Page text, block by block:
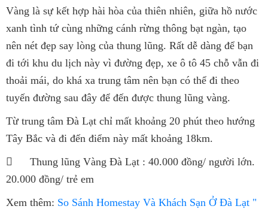
Vàng là sự kết hợp hài hòa của thiên nhiên, giữa hồ nước
xanh tình tứ cùng những cánh rừng thông bạt ngàn, tạo
nên nét đẹp say lòng của thung lũng. Rất dễ dàng để bạn
đi tới khu du lịch này vì đường đẹp, xe ô tô 45 chỗ vẫn đi
thoải mái, do khá xa trung tâm nên bạn có thể đi theo
tuyến đường sau đây để đến được thung lũng vàng.
Từ trung tâm Đà Lạt chỉ mất khoảng 20 phút theo hướng
Tây Bắc và đi đến điểm này mất khoảng 18km.

Thung lũng Vàng Đà Lạt : 40.000 đồng/ người lớn.
20.000 đồng/ trẻ em
Xem thêm: So Sánh Homestay Và Khách Sạn Ở Đà Lạt "